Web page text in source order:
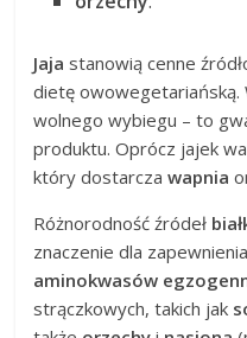
Jaja stanowią cenne
dietę owowegetariańską.
wolnego wybiegu – to
produktu. Oprócz jajek
który dostarczawapnia
Różnorodność źródeł
znaczenie dla
aminokwasów
strączkowych, takich jak